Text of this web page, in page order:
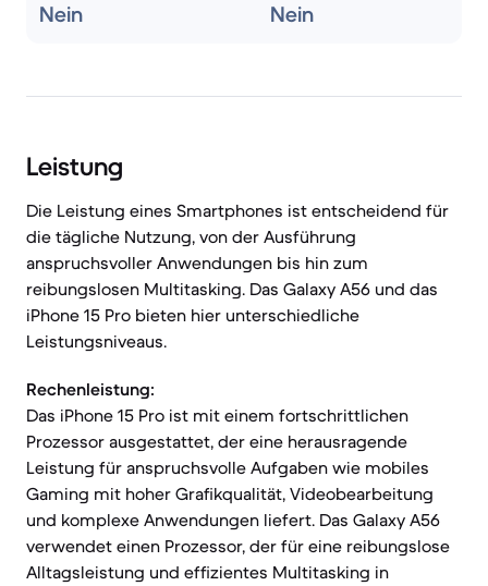
Nein Nein
Leistung
Die Leistung eines Smartphones ist entscheidend für
die tägliche Nutzung, von der Ausführung
anspruchsvoller Anwendungen bis hin zum
reibungslosen Multitasking. Das Galaxy A56 und das
iPhone 15 Pro bieten hier unterschiedliche
Leistungsniveaus.
Rechenleistung:
Das iPhone 15 Pro ist mit einem fortschrittlichen
Prozessor ausgestattet, der eine herausragende
Leistung für anspruchsvolle Aufgaben wie mobiles
Gaming mit hoher Grafikqualität, Videobearbeitung
und komplexe Anwendungen liefert. Das Galaxy A56
verwendet einen Prozessor, der für eine reibungslose
Alltagsleistung und effizientes Multitasking in